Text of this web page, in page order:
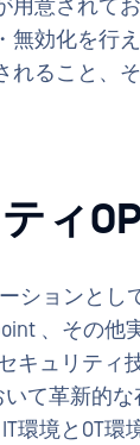
用意されて
無効化を行
れること、
ィ
ションとし
、その
キュリティ
いて革新的
環境とOT